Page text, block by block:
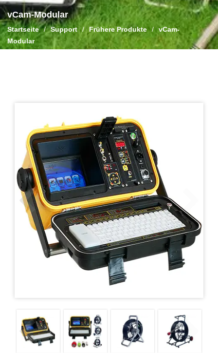
vCam-Modular
Startseite / Support / Frühere Produkte /
vCam-
Modular